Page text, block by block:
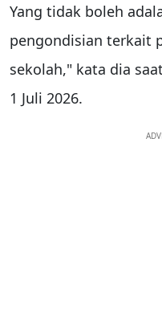
Yang tidak boleh
pengondisian terkait
sekolah," kata dia
1 Juli 2026.